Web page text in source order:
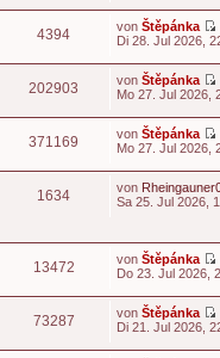
t
r
t
r
4394 von Štěpánka
i
t
r
Di 28. Jul 2026,
202903 von Štěpánka
r
Mo 27. Jul 2026,
371169 von Štěpánka
r
Mo 27. Jul 2026,
1634 von
Sa 25. Jul 2026,
13472 von Štěpánka
Do 23. Jul 2026,
73287 von Štěpánka
Di 21. Jul 2026,